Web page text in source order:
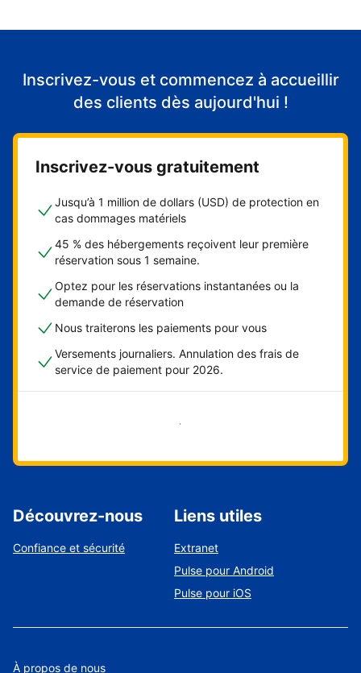
Inscrivez-vous et commencez à accueillir
des clients dès aujourd'hui !
Inscrivez-vous gratuitement
Jusqu’à 1 million de dollars (USD) de protection en
cas dommages matériels
45 % des hébergements reçoivent leur première
réservation sous 1 semaine.
Optez pour les réservations instantanées ou la
demande de réservation
Nous traiterons les paiements pour vous
Versements journaliers. Annulation des frais de
service de paiement pour 2026.
Démarrer maintenant
Découvrez-nous
Confiance et sécurité
Liens utiles
Extranet
Pulse pour Android
Pulse pour iOS
À propos de nous